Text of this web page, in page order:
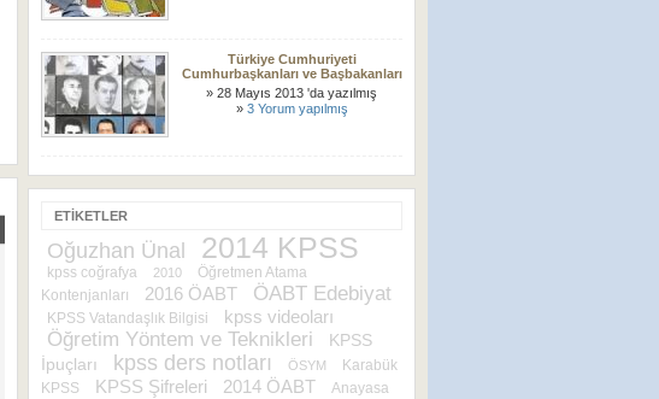
Türkiye Cumhuriyeti
Cumhurbaşkanları ve Başbakanları
» 28 Mayıs 2013 'da yazılmış
» 3 Yorum yapılmış
ETIKETLER
Oğuzhan Ünal 2014 KPSS
kpss coğrafya 2010
Öğretmen Atama
Kontenjanları
2016 ÖABT ÖABT Edebiyat
KPSS Vatandaşlık Bilgisi kpss videoları
Öğretim Yöntem ve Teknikleri
KPSS
İpuçları
kpss ders notları ÖSYM
Karabük
KPSS
KPSS Şifreleri 2014 ÖABT
Anayasa